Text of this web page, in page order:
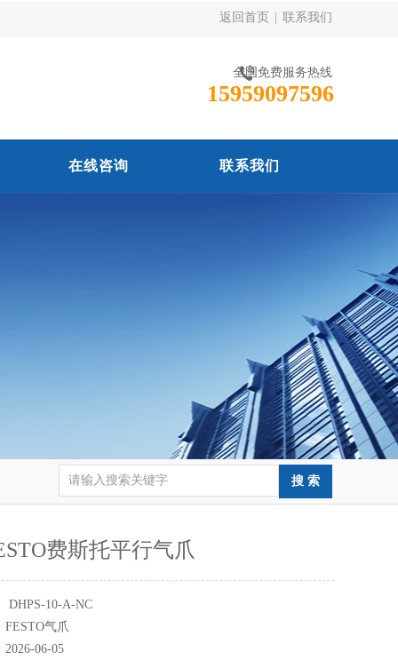
返回首页 联系我们
全国免费服务热线
15959097596
在线咨询 联系我们
费斯托平行气爪
DHPS-10-A-NC
FESTO气爪
2026-06-05